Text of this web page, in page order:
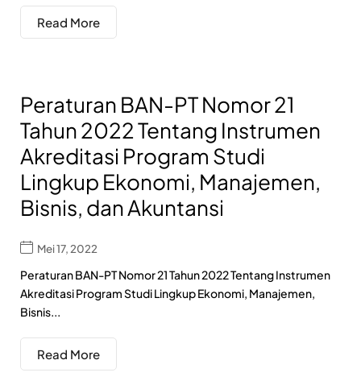
Read More
Peraturan BAN-PT Nomor 21
Tahun 2022 Tentang Instrumen
Akreditasi Program Studi
Lingkup Ekonomi, Manajemen,
Bisnis, dan Akuntansi
Mei 17, 2022
Peraturan BAN-PT Nomor 21 Tahun 2022 Tentang Instrumen
Akreditasi Program Studi Lingkup Ekonomi, Manajemen,
Bisnis...
Read More